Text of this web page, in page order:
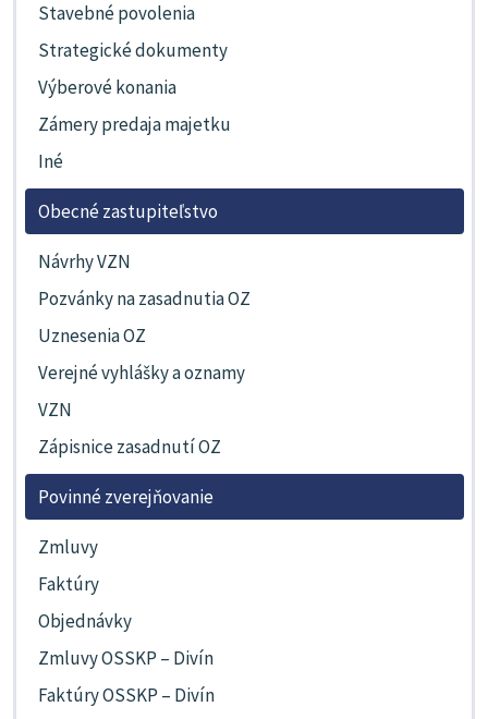
Stavebné povolenia
Strategické dokumenty
Výberové konania
Zámery predaja majetku
Iné
Obecné zastupiteľstvo
Návrhy VZN
Pozvánky na zasadnutia OZ
Uznesenia OZ
Verejné vyhlášky a oznamy
VZN
Zápisnice zasadnutí OZ
Povinné zverejňovanie
Zmluvy
Faktúry
Objednávky
Zmluvy OSSKP – Divín
Faktúry OSSKP – Divín